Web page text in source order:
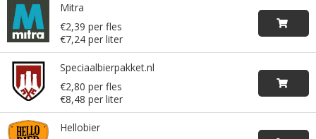
Mitra
€2,39 per fles
€7,24 per liter
Speciaalbierpakket.nl
€2,80 per fles
€8,48 per liter
Hellobier